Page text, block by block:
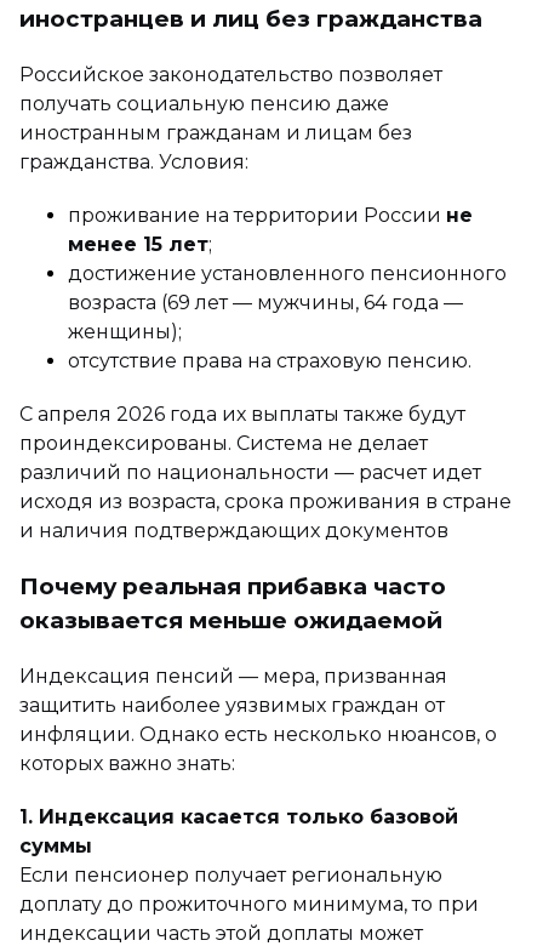
иностранцев и лиц без гражданства
Российское законодательство позволяет
получать социальную пенсию даже
иностранным гражданам и лицам без
гражданства. Условия:
проживание на территории России не
менее 15 лет;
достижение установленного пенсионного
возраста (69 лет — мужчины, 64 года —
женщины);
отсутствие права на страховую пенсию.
С апреля 2026 года их выплаты также будут
проиндексированы. Система не делает
различий по национальности — расчет идет
исходя из возраста, срока проживания в стране
и наличия подтверждающих документов
Почему реальная прибавка часто
оказывается меньше ожидаемой
Индексация пенсий — мера, призванная
защитить наиболее уязвимых граждан от
инфляции. Однако есть несколько нюансов, о
которых важно знать:
1. Индексация касается только базовой
суммы
Если пенсионер получает региональную
доплату до прожиточного минимума, то при
индексации часть этой доплаты может